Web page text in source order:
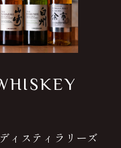
ィスティラリーズ